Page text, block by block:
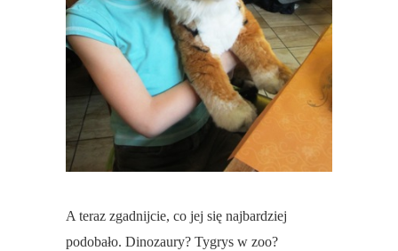
A teraz zgadnijcie, co jej się najbardziej
podobało. Dinozaury? Tygrys w zoo?